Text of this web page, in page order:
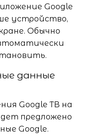
Google
устройство,
Обычно
данные
Google ТВ на
предложено
Google.